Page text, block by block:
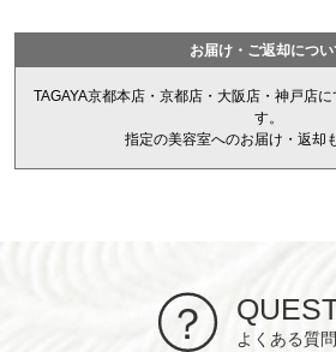
お届け・ご返却につい
TAGAYA京都本店・京都店・大阪店・神戸店
す。
指定の美容室へのお届け・返却
よくある質問